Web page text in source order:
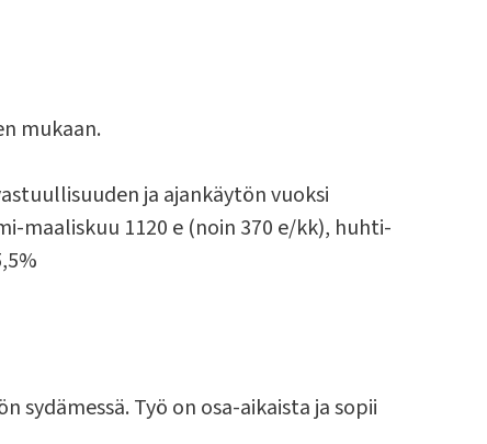
mukaan.
ja ajankäytön vuoksi
maaliskuu 1120 e (noin 370 e/kk), huhti-
sydämessä. Työ on osa-aikaista ja sopii